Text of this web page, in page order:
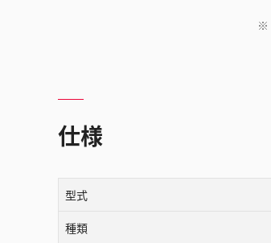
※
仕様
型式
種類